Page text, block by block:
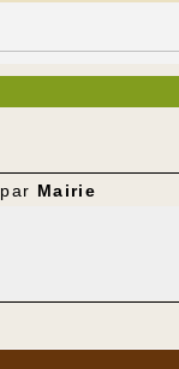
par Mairie